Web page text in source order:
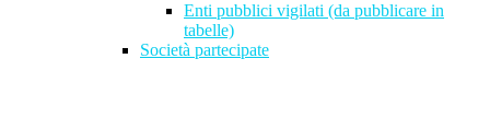
Enti pubblici vigilati (da pubblicare in
tabelle)
Società partecipate